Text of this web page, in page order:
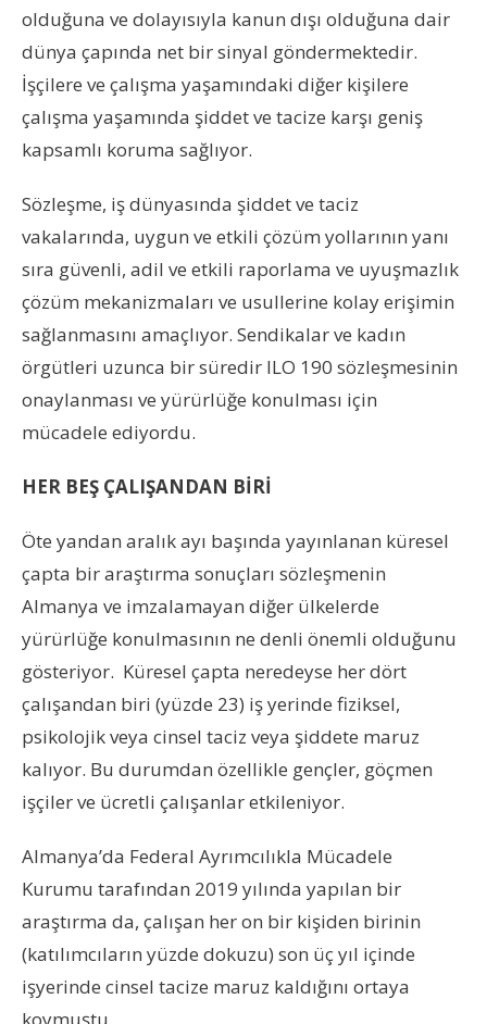
olduğuna ve dolayısıyla kanun dışı olduğuna dair
dünya çapında net bir sinyal göndermektedir.
İşçilere ve çalışma yaşamındaki diğer kişilere
çalışma yaşamında şiddet ve tacize karşı geniş
kapsamlı koruma sağlıyor.
Sözleşme, iş dünyasında şiddet ve taciz
vakalarında, uygun ve etkili çözüm yollarının yanı
sıra güvenli, adil ve etkili raporlama ve uyuşmazlık
çözüm mekanizmaları ve usullerine kolay erişimin
sağlanmasını amaçlıyor. Sendikalar ve kadın
örgütleri uzunca bir süredir ILO 190 sözleşmesinin
onaylanması ve yürürlüğe konulması için
mücadele ediyordu.
HER BEŞ ÇALIŞANDAN BİRİ
Öte yandan aralık ayı başında yayınlanan küresel
çapta bir araştırma sonuçları sözleşmenin
Almanya ve imzalamayan diğer ülkelerde
yürürlüğe konulmasının ne denli önemli olduğunu
gösteriyor. Küresel çapta neredeyse her dört
çalışandan biri (yüzde 23) iş yerinde fiziksel,
psikolojik veya cinsel taciz veya şiddete maruz
kalıyor. Bu durumdan özellikle gençler, göçmen
işçiler ve ücretli çalışanlar etkileniyor.
Almanya’da Federal Ayrımcılıkla Mücadele
Kurumu tarafından 2019 yılında yapılan bir
araştırma da, çalışan her on bir kişiden birinin
(katılımcıların yüzde dokuzu) son üç yıl içinde
işyerinde cinsel tacize maruz kaldığını ortaya
koymuştu.